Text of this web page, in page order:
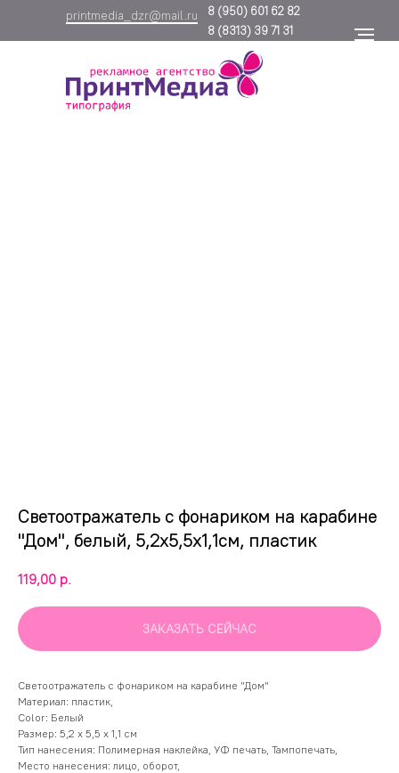
8 (950) 601 62 82
printmedia_dzr@mail.ru
8 (8313) 39 71 31
Светоотражатель с фонариком на карабине
"Дом", белый, 5,2х5,5х1,1см, пластик
119,00 р.
ЗАКАЗАТЬ СЕЙЧАС
Светоотражатель с фонариком на карабине "Дом"
Материал: пластик,
Color: Белый
Размер: 5,2 х 5,5 х 1,1 см
Тип нанесения: Полимерная наклейка, УФ печать, Тампопечать,
Место нанесения: лицо, оборот,